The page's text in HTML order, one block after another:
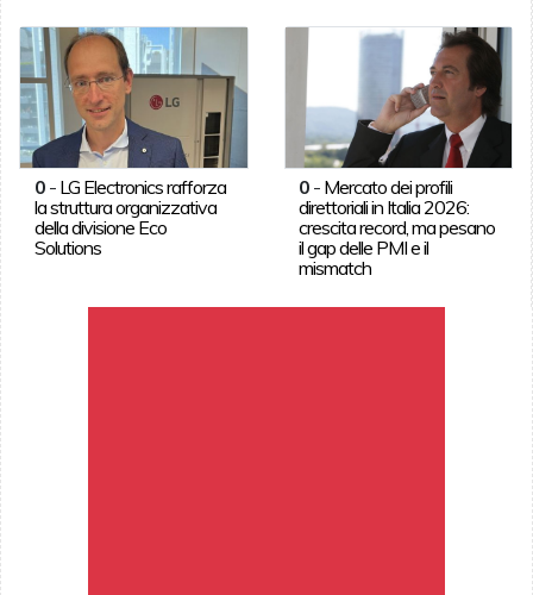
0- LG Electronics rafforza
la struttura organizzativa
della divisione Eco
Solutions
0 - Mercato dei profili
direttoriali in Italia 2026:
crescita record, ma pesano
il gap delle PMI e il
mismatch